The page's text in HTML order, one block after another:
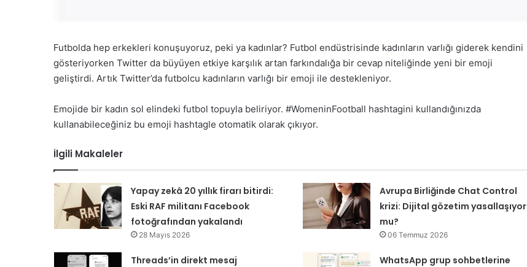
Futbolda hep erkekleri konuşuyoruz, peki ya kadınlar? Futbol endüstrisinde kadınların varlığı giderek kendini
gösteriyorken Twitter da büyüyen etkiye karşılık artan farkındalığa bir cevap niteliğinde yeni bir emoji
geliştirdi. Artık Twitter’da futbolcu kadınların varlığı bir emoji ile destekleniyor.
Emojide bir kadın sol elindeki futbol topuyla beliriyor. #WomeninFootball hashtagini kullandığınızda
kullanabileceğiniz bu emoji hashtagle otomatik olarak çıkıyor.
İlgili Makaleler
Yapay zekâ 20 yıllık firarı bitirdi:
Eski RAF militanı Facebook
fotoğrafından yakalandı
28 Mayıs 2026
Avrupa Birliğinde Chat Control
krizi: Dijital gözetim yasallaşıyor
mu?
06 Temmuz 2026
Threads’in direkt mesaj
WhatsApp grup sohbetlerine